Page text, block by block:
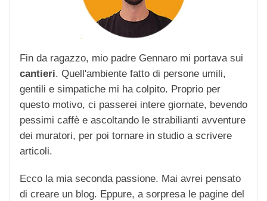
Fin da ragazzo, mio padre Gennaro mi portava sui
cantieri. Quell'ambiente fatto di persone umili,
gentili e simpatiche mi ha colpito. Proprio per
questo motivo, ci passerei intere giornate, bevendo
pessimi caffè e ascoltando le strabilianti avventure
dei muratori, per poi tornare in studio a scrivere
articoli.
Ecco la mia seconda passione. Mai avrei pensato
di creare un blog. Eppure, a sorpresa le pagine del